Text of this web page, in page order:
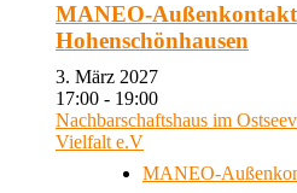
MANEO-
Hohenschönhausen
3. März 2027
17:00 - 19:00
Nachbarschaftshaus im
Vielfalt e.V
MANEO-